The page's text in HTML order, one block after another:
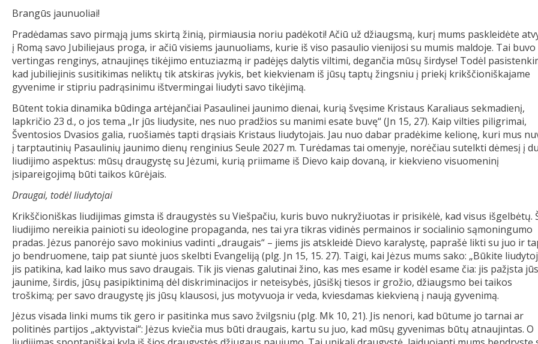
Brangūs jaunuoliai!
Pradėdamas savo pirmąją jums skirtą žinią, pirmiausia noriu padėkoti! Ačiū už džiaugsmą, kurį mums paskleidėte
į Romą savo Jubiliejaus proga, ir ačiū visiems jaunuoliams, kurie iš viso pasaulio vienijosi su mumis maldoje. Tai buvo
vertingas renginys, atnaujinęs tikėjimo entuziazmą ir padėjęs dalytis viltimi, degančia mūsų širdyse! Todėl
kad jubiliejinis susitikimas neliktų tik atskiras įvykis, bet kiekvienam iš jūsų taptų žingsniu į priekį krikščioniškajame
gyvenime ir stipriu padrąsinimu ištvermingai liudyti savo tikėjimą.
Būtent tokia dinamika būdinga artėjančiai Pasaulinei jaunimo dienai, kurią švęsime Kristaus Karaliaus sekmadienį,
lapkričio 23 d., o jos tema „Ir jūs liudysite, nes nuo pradžios su manimi esate buvę“ (Jn 15, 27). Kaip vilties piligrimai,
Šventosios Dvasios galia, ruošiamės tapti drąsiais Kristaus liudytojais. Jau nuo dabar pradėkime kelionę, kuri mus
į tarptautinių Pasaulinių jaunimo dienų renginius Seule 2027 m. Turėdamas tai omenyje, norėčiau sutelkti dėmesį į du
liudijimo aspektus: mūsų draugystę su Jėzumi, kurią priimame iš Dievo kaip dovaną, ir kiekvieno visuomeninį
įsipareigojimą būti taikos kūrėjais.
Draugai, todėl liudytojai
Krikščioniškas liudijimas gimsta iš draugystės su Viešpačiu, kuris buvo nukryžiuotas ir prisikėlė, kad visus išgelbėtų.
liudijimo nereikia painioti su ideologine propaganda, nes tai yra tikras vidinės permainos ir socialinio sąmoningumo
pradas. Jėzus panorėjo savo mokinius vadinti „draugais“ – jiems jis atskleidė Dievo karalystę, paprašė likti su juo ir
jo bendruomene, taip pat siuntė juos skelbti Evangeliją (plg. Jn 15, 15. 27). Taigi, kai Jėzus mums sako: „Būkite
jis patikina, kad laiko mus savo draugais. Tik jis vienas galutinai žino, kas mes esame ir kodėl esame čia: jis pažįsta
jaunime, širdis, jūsų pasipiktinimą dėl diskriminacijos ir neteisybės, jūsiškį tiesos ir grožio, džiaugsmo bei taikos
troškimą; per savo draugystę jis jūsų klausosi, jus motyvuoja ir veda, kviesdamas kiekvieną į naują gyvenimą.
Jėzus visada linki mums tik gero ir pasitinka mus savo žvilgsniu (plg. Mk 10, 21). Jis nenori, kad būtume jo tarnai ar
politinės partijos „aktyvistai“: Jėzus kviečia mus būti draugais, kartu su juo, kad mūsų gyvenimas būtų atnaujintas. O